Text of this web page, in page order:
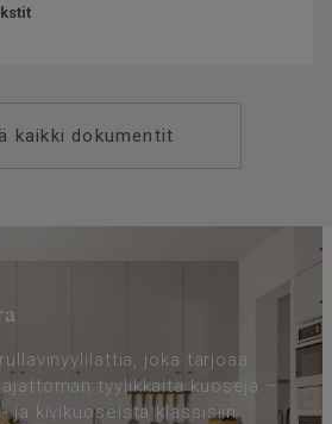
-
16
kaikki dokumentit
joka tarjoaa
tyylikkäitä kuoseja –
ja kivikuoseista klassisiin